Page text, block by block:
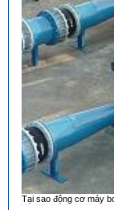
Tại sao động cơ máy